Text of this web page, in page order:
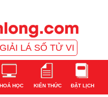
GIẢI LÁ SỐ TỬ VI
HỌC KIẾN THỨC ĐẶT LỊCH